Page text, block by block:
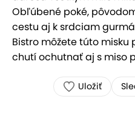
Obľúbené poké,
cestu aj k srdciam
Bistro môžete túto
chutí ochutnať aj s miso
Uložiť